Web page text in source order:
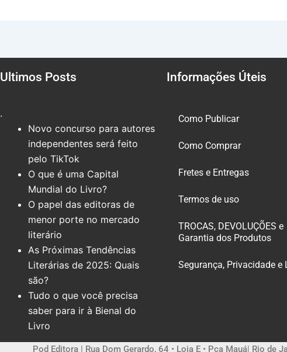
Ultimos Posts
.
Novo concurso para autores
independentes será feito
pelo TikTok
O que é uma Capital
Mundial do Livro?
O papel das editoras de
menor porte no mercado
literário
As Próximas Tendências
Literárias de 2025: Quais
são?
Tudo o que você precisa
saber para ir à Bienal do
Livro
Informações Úteis
Como Publicar
Como Comprar
Fretes e Entregas
Termos de uso
TROCAS, DEVOLUÇÕES e
Garantia dos Produtos
Segurança, Privacidade e
Pod Editora | Rua Dom Gerardo, 64 • Loja E • Pça Mauá| Rio de